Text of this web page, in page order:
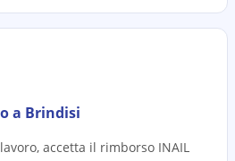
a Brindisi
accetta il rimborso INAIL